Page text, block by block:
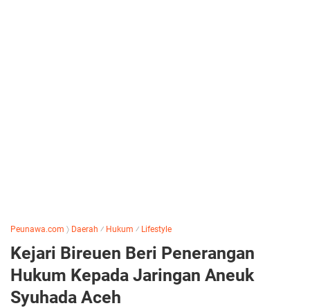
Peunawa.com 〉 Daerah ⁄ Hukum ⁄ Lifestyle
Kejari Bireuen Beri Penerangan
Hukum Kepada Jaringan Aneuk
Syuhada Aceh